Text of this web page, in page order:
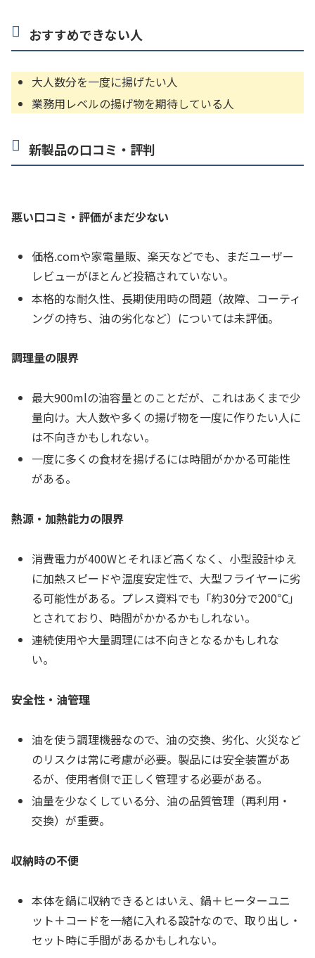
おすすめできない人
大人数分を一度に揚げたい人
業務用レベルの揚げ物を期待している人
新製品の口コミ・評判
悪い口コミ・評価がまだ少ない
価格.comや家電量販、楽天などでも、まだユーザー
レビューがほとんど投稿されていない。
本格的な耐久性、長期使用時の問題（故障、コーティ
ングの持ち、油の劣化など）については未評価。
調理量の限界
最大900mlの油容量とのことだが、これはあくまで少
量向け。大人数や多くの揚げ物を一度に作りたい人に
は不向きかもしれない。
一度に多くの食材を揚げるには時間がかかる可能性
がある。
熱源・加熱能力の限界
消費電力が400Wとそれほど高くなく、小型設計ゆえ
に加熱スピードや温度安定性で、大型フライヤーに劣
る可能性がある。プレス資料でも「約30分で200℃」
とされており、時間がかかるかもしれない。
連続使用や大量調理には不向きとなるかもしれな
い。
安全性・油管理
油を使う調理機器なので、油の交換、劣化、火災など
のリスクは常に考慮が必要。製品には安全装置があ
るが、使用者側で正しく管理する必要がある。
油量を少なくしている分、油の品質管理（再利用・
交換）が重要。
収納時の不便
本体を鍋に収納できるとはいえ、鍋＋ヒーターユニ
ット＋コードを一緒に入れる設計なので、取り出し・
セット時に手間があるかもしれない。